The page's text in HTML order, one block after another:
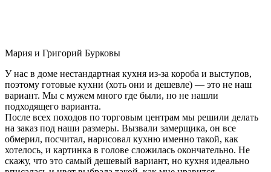
Мария и Григорий Бурковы
У нас в доме нестандартная кухня из-за короба и выступов,
поэтому готовые кухни (хоть они и дешевле) — это не наш
вариант. Мы с мужем много где были, но не нашли
подходящего варианта.
После всех походов по торговым центрам мы решили делать
на заказ под наши размеры. Вызвали замерщика, он все
обмерил, посчитал, нарисовал кухню именно такой, как
хотелось, и картинка в голове сложилась окончательно. Не
скажу, что это самый дешевый вариант, но кухня идеально